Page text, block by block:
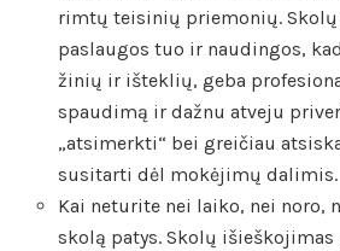
rimtų teisinių priemonių.
paslaugos tuo ir naudingos,
žinių ir išteklių, geba
spaudimą ir dažnu atveju
„atsimerkti“ bei greičiau
susitarti dėl mokėjimų dalimis.
Kai neturite nei laiko, nei noro,
skolą patys. Skolų išieškojimas